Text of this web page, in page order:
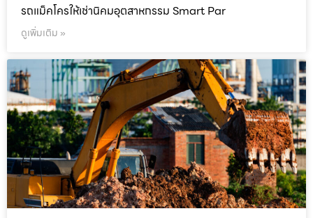
รถแม็คโครให้เช่านิคมอุตสาหกรรม Smart Par
ดูเพิ่มเติม »